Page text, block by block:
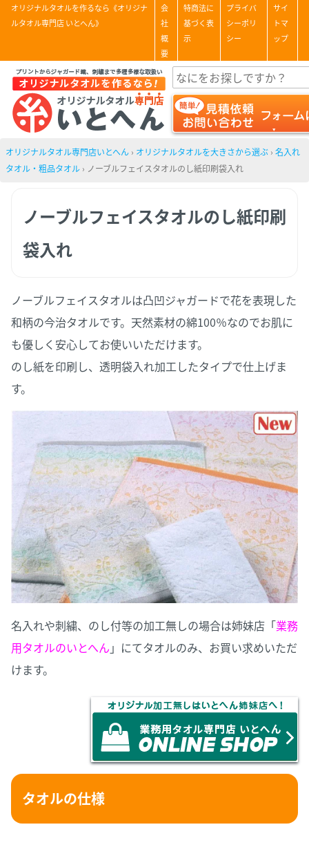
オリジナルタオルを作るなら《オリジナ
ルタオル専門店 いとへん》
会
社
概
要
特商法に
基づく表
示
プライバ
シーポリ
シー
サイ
トマ
ップ
オリジナルタオル専門店いとへん › オリジナルタオルを大きさから選ぶ › 名入れ
タオル・粗品タオル › ノーブルフェイスタオルのし紙印刷袋入れ
ノーブルフェイスタオルのし紙印刷
袋入れ
ノーブルフェイスタオルは凸凹ジャガードで花を表現した
和柄の今治タオルです。天然素材の綿100％なのでお肌に
も優しく安心してお使いいただけます。
のし紙を印刷し、透明袋入れ加工したタイプで仕上げま
す。
名入れや刺繍、のし付等の加工無しの場合は姉妹店「業務
用タオルのいとへん 」にてタオルのみ、お買い求めいただ
けます。
タオルの仕様